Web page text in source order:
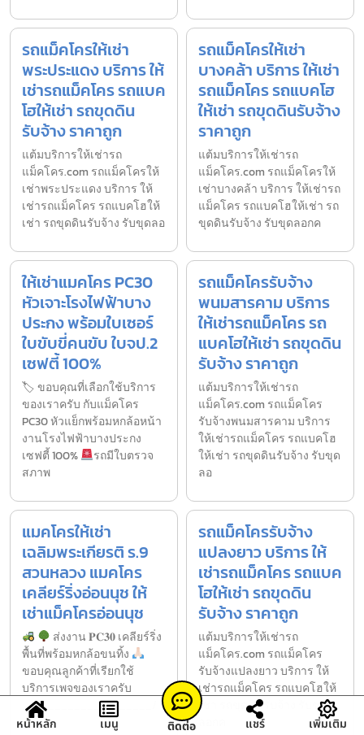
รถแม็คโครให้เช่า
พระประแดง บริการ ให้
เช่ารถแม็คโคร รถแบค
โฮให้เช่า รถขุดดิน
รับจ้าง ราคาถูก
แต้มบริการให้เช่ารถ
แม็คโคร.com รถแม็คโครให้
เช่าพระประแดง บริการ ให้
เช่ารถแม็คโคร รถแบคโฮให้
เช่า รถขุดดินรับจ้าง รับขุดลอ
รถแม็คโครให้เช่า
บางคล้า บริการ ให้เช่า
รถแม็คโคร รถแบคโฮ
ให้เช่า รถขุดดินรับจ้าง
ราคาถูก
แต้มบริการให้เช่ารถ
แม็คโคร.com รถแม็คโครให้
เช่าบางคล้า บริการ ให้เช่ารถ
แม็คโคร รถแบคโฮให้เช่า รถ
ขุดดินรับจ้าง รับขุดลอกค
ให้เช่าแมคโคร PC30
หัวเจาะโรงไฟฟ้าบาง
ประกง พร้อมใบเซอร์
ใบขับขี่คนขับ ใบจป.2
เซฟตี้ 100%
🏷 ขอบคุณที่เลือกใช้บริการ
ของเราครับ กับแม็คโคร
PC30 หัวแย็กพร้อมหกล้อหน้า
งานโรงไฟฟ้าบางประกง
เซฟตี้ 100%
รถมีใบตรวจ
สภาพ
รถแม็คโครรับจ้าง
พนมสารคาม บริการ
ให้เช่ารถแม็คโคร รถ
แบคโฮให้เช่า รถขุดดิน
รับจ้าง ราคาถูก
แต้มบริการให้เช่ารถ
แม็คโคร.com รถแม็คโคร
รับจ้างพนมสารคาม บริการ
ให้เช่ารถแม็คโคร รถแบคโฮ
ให้เช่า รถขุดดินรับจ้าง รับขุด
ลอ
แมคโครให้เช่า
เฉลิมพระเกียรติ ร.9
สวนหลวง แมคโคร
เคลียร์ริ่งอ่อนนุช ให้
เช่าแม็คโครอ่อนนุช
ส่งงาน 𝐏𝐂𝟑𝟎 เคลียร์ริ่ง
พื้นที่พร้อมหกล้อขนทิ้ง
ขอบคุณลูกค้าที่เรียกใช้
บริการเพจของเราครับ
____________________/
รถแม็คโครรับจ้าง
แปลงยาว บริการ ให้
เช่ารถแม็คโคร รถแบค
โฮให้เช่า รถขุดดิน
รับจ้าง ราคาถูก
แต้มบริการให้เช่ารถ
แม็คโคร.com รถแม็คโคร
รับจ้างแปลงยาว บริการ ให้
เช่ารถแม็คโคร รถแบคโฮให้
เช่า รถขุดดินรับจ้าง รับขุด
หน้าหลัก เมนู ติดต่อ แชร์ เพิ่มเติม